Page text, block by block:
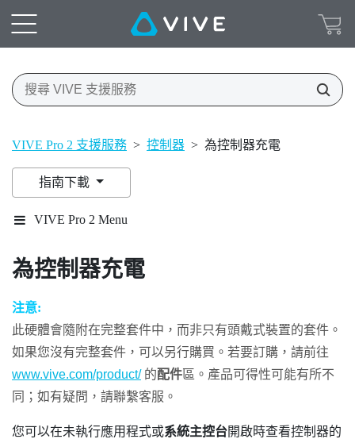
VIVE Pro 2 支援服務 > 控制器 > 為控制器充電
指南下載
VIVE Pro 2 Menu
為控制器充電
注意:
此硬體會隨附在完整套件中，而非只有頭戴式裝置的套件。
如果您沒有完整套件，可以另行購買。若要訂購，請前往
www.vive.com/product/的配件 區。產品可得性可能有所不
同；如有疑問，請聯繫客服。
您可以在未執行應用程式或系統主控台開啟時查看控制器的